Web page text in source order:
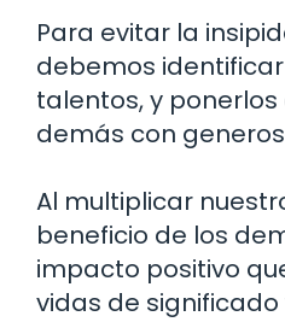
Para evitar la
debemos
talentos, y ponerlos
demás con
Al multiplicar
beneficio de los
impacto positivo
vidas de